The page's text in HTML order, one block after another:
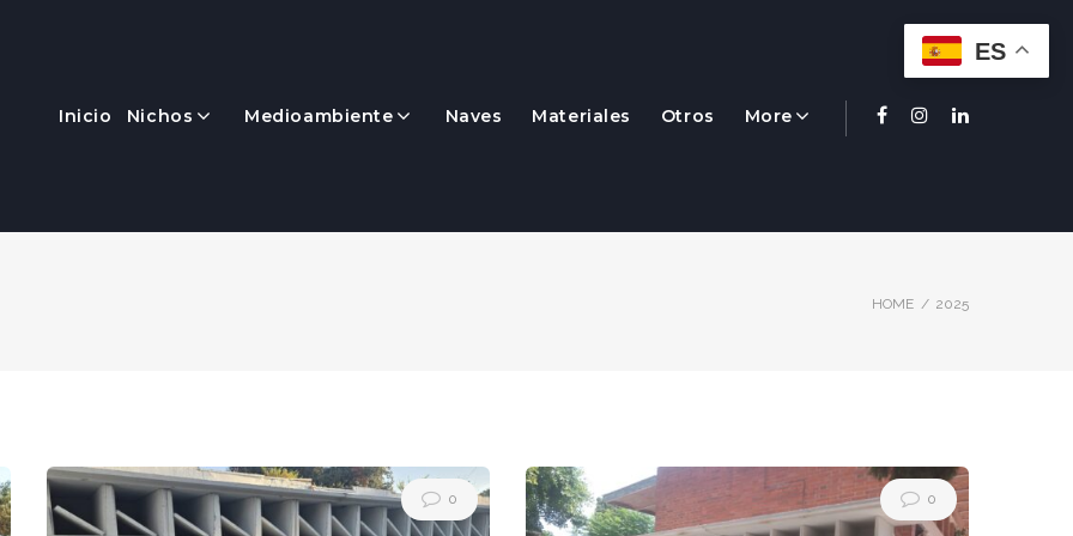
Inicio Nichos Medioambiente Naves Materiales Otros More
HOME / 2025
0 0
ES